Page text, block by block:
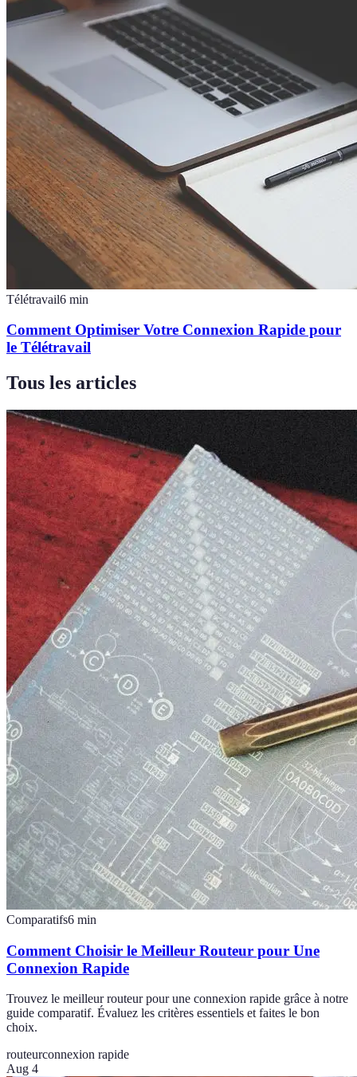
Télétravail6 min
Comment Optimiser Votre Connexion Rapide pour
le Télétravail
Tous les articles
Comparatifs6 min
Comment Choisir le Meilleur Routeur pour Une
Connexion Rapide
Trouvez le meilleur routeur pour une connexion rapide grâce à notre
guide comparatif. Évaluez les critères essentiels et faites le bon
choix.
routeurconnexion rapide
Aug 4